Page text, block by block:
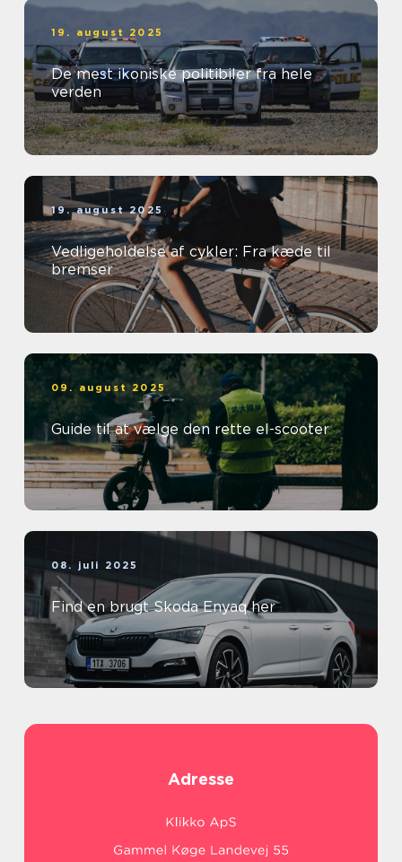
19. august 2025
De mest ikoniske politibiler fra hele
verden
19. august 2025
Vedligeholdelse af cykler: Fra kæde til
bremser
09. august 2025
Guide til at vælge den rette el-scooter
08. juli 2025
Find en brugt Skoda Enyaq her
Adresse